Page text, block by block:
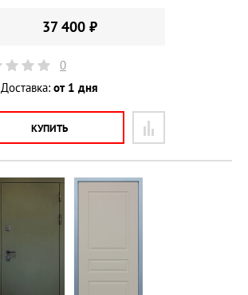
37 400 ₽
0
Доставка: от 1 дня
КУПИТЬ